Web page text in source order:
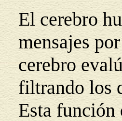
El cerebro
mensajes
cerebro
filtrando los
Esta función